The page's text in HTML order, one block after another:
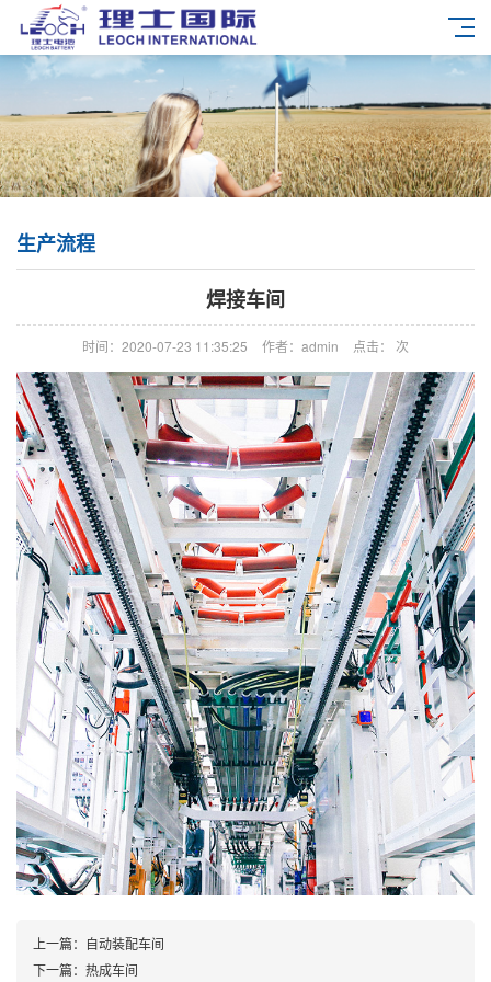
生产流程
焊接车间
时间：2020-07-23 11:35:25 作者：admin 点击： 次
上一篇：自动装配车间
下一篇：热成车间